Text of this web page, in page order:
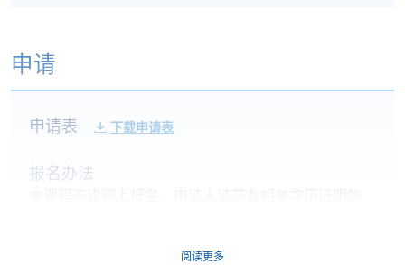
申请
申请表 下载申请表
报名办法
阅读更多